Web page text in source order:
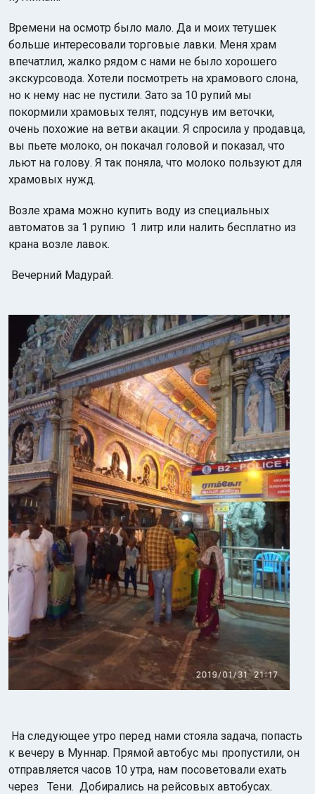
Времени на осмотр было мало. Да и моих тетушек
больше интересовали торговые лавки. Меня храм
впечатлил, жалко рядом с нами не было хорошего
экскурсовода. Хотели посмотреть на храмового слона,
но к нему нас не пустили. Зато за 10 рупий мы
покормили храмовых телят, подсунув им веточки,
очень похожие на ветви акации. Я спросила у продавца,
вы пьете молоко, он покачал головой и показал, что
льют на голову. Я так поняла, что молоко пользуют для
храмовых нужд.
Возле храма можно купить воду из специальных
автоматов за 1 рупию 1 литр или налить бесплатно из
крана возле лавок.
Вечерний Мадурай.
На следующее утро перед нами стояла задача, попасть
к вечеру в Муннар. Прямой автобус мы пропустили, он
отправляется часов 10 утра, нам посоветовали ехать
через Тени. Добирались на рейсовых автобусах.